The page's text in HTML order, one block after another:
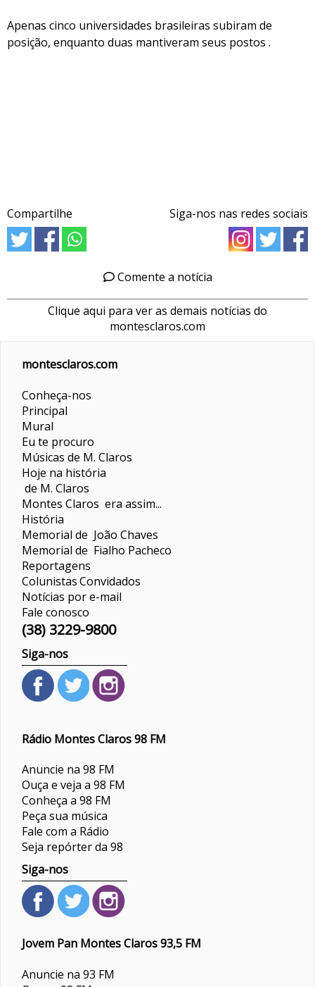
Apenas cinco universidades brasileiras subiram de
posição, enquanto duas mantiveram seus postos .
Compartilhe Siga-nos nas redes sociais
Comente a notícia
Clique aqui para ver as demais notícias do
montesclaros.com
montesclaros.com
Conheça-nos
Principal
Mural
Eu te procuro
Músicas de M. Claros
Hoje na história
de M. Claros
Montes Claros era assim...
História
Memorial de João Chaves
Memorial de Fialho Pacheco
Reportagens
ColunistasConvidados
Notícias por e-mail
Fale conosco
(38) 3229-9800
Siga-nos
Rádio Montes Claros 98 FM
Anuncie na 98 FM
Ouça e veja a 98 FM
Conheça a 98 FM
Peça sua música
Fale com a Rádio
Seja repórter da 98
Siga-nos
Jovem Pan Montes Claros 93,5 FM
Anuncie na 93 FM